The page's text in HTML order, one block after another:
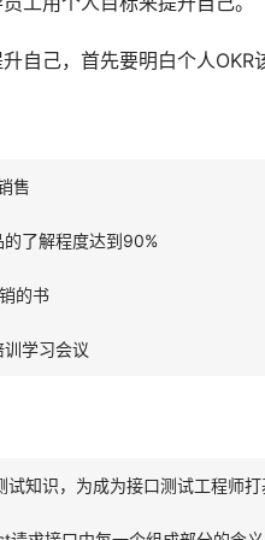
自己，首先要明白个人OKR
售
的了解程度达到90%
的书
训学习会议
试知识，为成为接口测试工程师打